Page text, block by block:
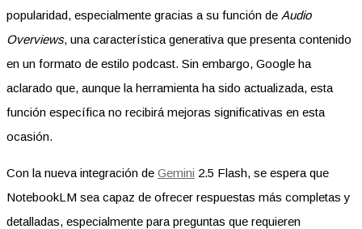
popularidad, especialmente gracias a su función de Audio
Overviews, una característica generativa que presenta contenido
en un formato de estilo podcast. Sin embargo, Google ha
aclarado que, aunque la herramienta ha sido actualizada, esta
función específica no recibirá mejoras significativas en esta
ocasión.
Con la nueva integración de Gemini 2.5 Flash, se espera que
NotebookLM sea capaz de ofrecer respuestas más completas y
detalladas, especialmente para preguntas que requieren